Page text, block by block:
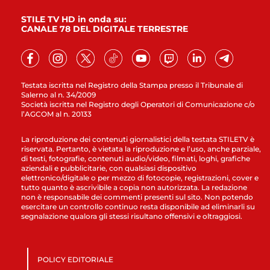
Testata iscritta nel Registro della Stampa presso il Tribunale di
Salerno al n. 34/2009
Società iscritta nel Registro degli Operatori di Comunicazione c/o
l’AGCOM al n. 20133
STILE TV HD in onda su:
CANALE 78 DEL DIGITALE TERRESTRE
La riproduzione dei contenuti giornalistici della testata STILETV è
riservata. Pertanto, è vietata la riproduzione e l’uso, anche parziale,
di testi, fotografie, contenuti audio/video, filmati, loghi, grafiche
aziendali e pubblicitarie, con qualsiasi dispositivo
elettronico/digitale o per mezzo di fotocopie, registrazioni, cover e
tutto quanto è ascrivibile a copia non autorizzata. La redazione
non è responsabile dei commenti presenti sul sito. Non potendo
esercitare un controllo continuo resta disponibile ad eliminarli su
segnalazione qualora gli stessi risultano offensivi e oltraggiosi.
POLICY EDITORIALE